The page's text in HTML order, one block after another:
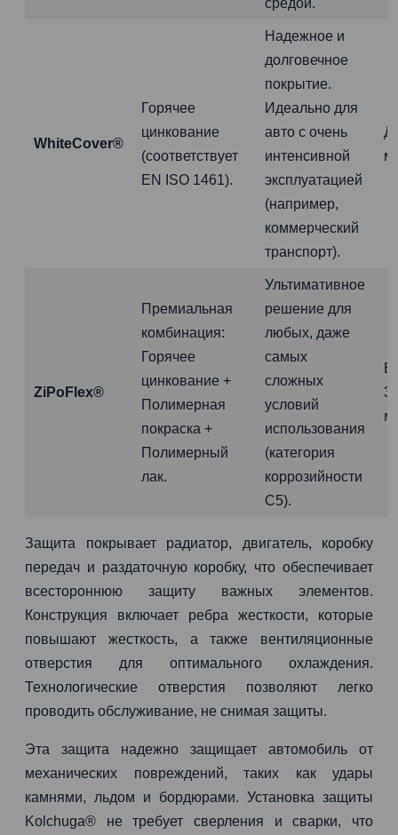
средой.
WhiteCover®
Горячее
цинкование
(соответствует
EN ISO 1461).
Надежное и
долговечное
покрытие.
Идеально для
авто с очень
интенсивной
эксплуатацией
(например,
коммерческий
транспорт).
ZiPoFlex®
Премиальная
комбинация:
Горячее
цинкование +
Полимерная
покраска +
Полимерный
лак.
Ультимативное
решение для
любых, даже
самых
сложных
условий
использования
(категория
коррозийности
C5).
Защита покрывает радиатор, двигатель, коробку
передач и раздаточную коробку, что обеспечивает
всестороннюю защиту важных элементов.
Конструкция включает ребра жесткости, которые
повышают жесткость, а также вентиляционные
отверстия для оптимального охлаждения.
Технологические отверстия позволяют легко
проводить обслуживание, не снимая защиты.
Эта защита надежно защищает автомобиль от
механических повреждений, таких как удары
камнями, льдом и бордюрами. Установка защиты
Kolchuga® не требует сверления и сварки, что